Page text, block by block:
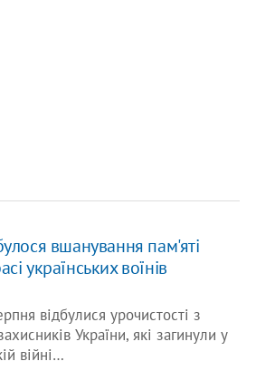
вшанування пам'яті
українських воїнів
відбулися урочистості з
України, які загинули у
війні…